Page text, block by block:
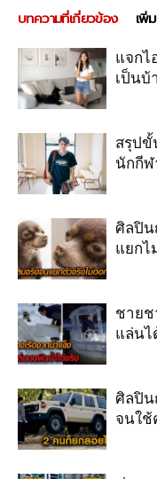
บทความที่เกี่ยวข้อง เพิ่
แจกไ
เป็นบ้
สรุปขั้
นักกีฬ
ศิลปิน
แยกไ
ชายช
แล่นไ
ศิลปิน
จนใช้